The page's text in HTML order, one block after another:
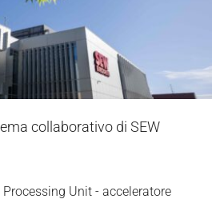
collaborativo di SEW
Unit - acceleratore